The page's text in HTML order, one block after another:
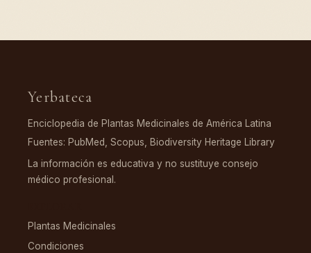
Yerbateca
Enciclopedia de Plantas Medicinales de América Latina
Fuentes: PubMed, Scopus, Biodiversity Heritage Library
La información es educativa y no sustituye consejo
médico profesional.
Plantas Medicinales
Condiciones